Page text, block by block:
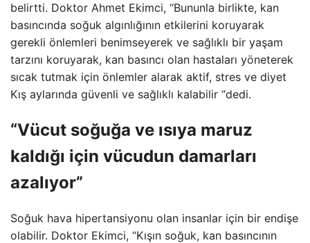
belirtti. Doktor Ahmet Ekimci, “Bununla birlikte, kan
basıncında soğuk algınlığının etkilerini koruyarak
gerekli önlemleri benimseyerek ve sağlıklı bir yaşam
tarzını koruyarak, kan basıncı olan hastaları yöneterek
sıcak tutmak için önlemler alarak aktif, stres ve diyet
Kış aylarında güvenli ve sağlıklı kalabilir “dedi.
“Vücut soğuğa ve ısıya maruz
kaldığı için vücudun damarları
azalıyor”
Soğuk hava hipertansiyonu olan insanlar için bir endişe
olabilir. Doktor Ekimci, “Kışın soğuk, kan basıncının